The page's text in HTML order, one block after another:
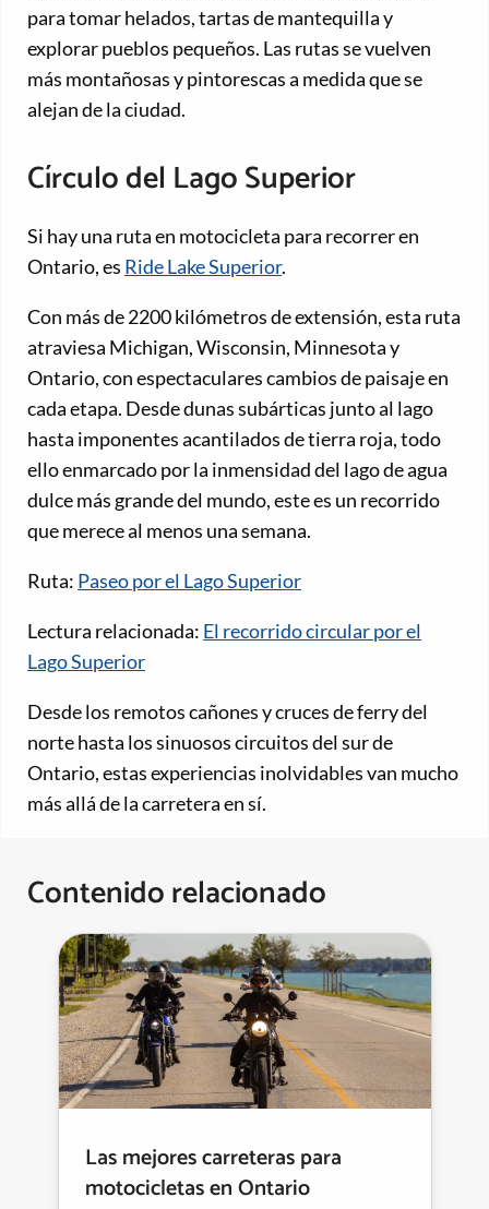
para tomar helados, tartas de mantequilla y
explorar pueblos pequeños. Las rutas se vuelven
más montañosas y pintorescas a medida que se
alejan de la ciudad.
Círculo del Lago Superior
Si hay una ruta en motocicleta para recorrer en
Ontario, es Ride Lake Superior.
Con más de 2200 kilómetros de extensión, esta ruta
atraviesa Michigan, Wisconsin, Minnesota y
Ontario, con espectaculares cambios de paisaje en
cada etapa. Desde dunas subárticas junto al lago
hasta imponentes acantilados de tierra roja, todo
ello enmarcado por la inmensidad del lago de agua
dulce más grande del mundo, este es un recorrido
que merece al menos una semana.
Ruta: Paseo por el Lago Superior
Lectura relacionada: El recorrido circular por el
Lago Superior
Desde los remotos cañones y cruces de ferry del
norte hasta los sinuosos circuitos del sur de
Ontario, estas experiencias inolvidables van mucho
más allá de la carretera en sí.
Contenido relacionado
Las mejores carreteras para
motocicletas en Ontario